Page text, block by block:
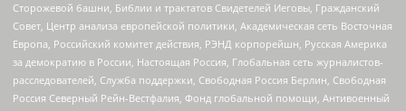
Сторожевой башни, Библии и трактатов Свидетелей Иеговы, Гражданский
Совет, Центр анализа европейской политики, Академическая сеть Восточная
Европа, Российский комитет действия, РЭНД корпорейшн, Русская Америка
за демократию в России, Настоящая Россия, Глобальная сеть журналистов-
расследователей, Служба поддержки, Свободная Россия Берлин, Свободная
Россия Северный Рейн-Вестфалия, Фонд глобальной помощи, Антивоенный